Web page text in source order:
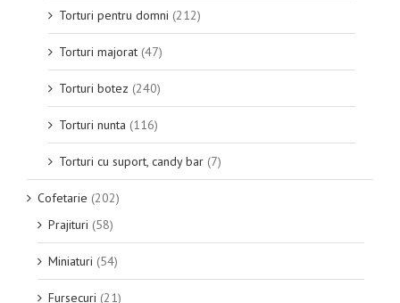
Torturi pentru domni (212)
Torturi majorat (47)
Torturi botez (240)
Torturi nunta (116)
Torturi cu suport, candy bar (7)
Cofetarie (202)
Prajituri (58)
Miniaturi (54)
Fursecuri (21)